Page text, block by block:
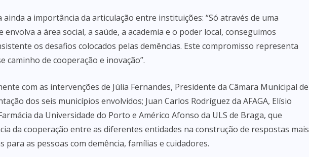
a importância da articulação entre instituições: “Só através de uma
a área social, a saúde, a academia e o poder local, conseguimos
os desafios colocados pelas demências. Este compromisso representa
caminho de cooperação e inovação”.
com as intervenções de Júlia Fernandes, Presidente da Câmara Municipal de
dos seis municípios envolvidos; Juan Carlos Rodríguez da AFAGA, Elísio
da Universidade do Porto e Américo Afonso da ULS de Braga, que
da cooperação entre as diferentes entidades na construção de respostas mais
para as pessoas com demência, famílias e cuidadores.